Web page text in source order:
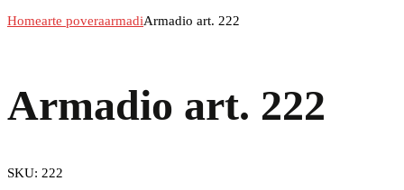
Homearte poveraarmadiArmadio art. 222
Armadio art. 222
SKU: 222